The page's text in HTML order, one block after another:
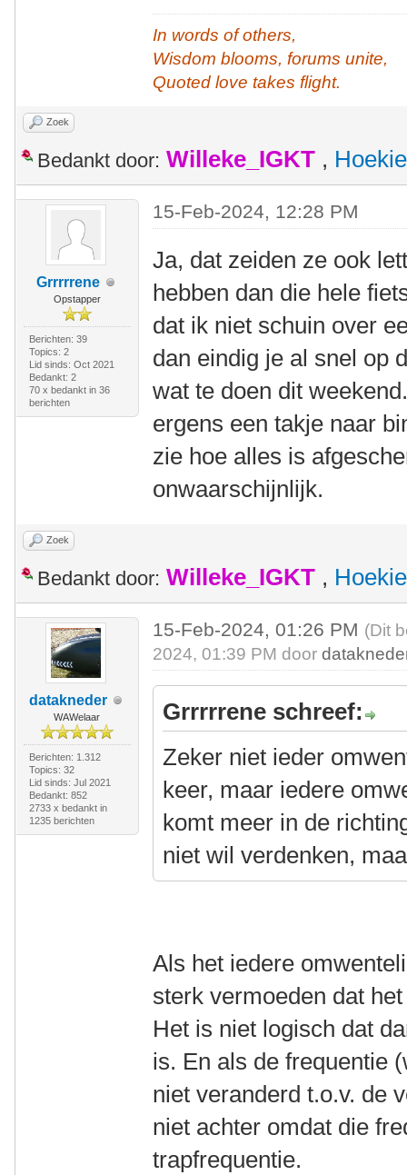
In words of others,
Wisdom blooms, forums unite,
Quoted love takes flight.
Zoek
Bedankt door: Willeke_IGKT , Hoekie
Grrrrrene
Opstapper
Berichten: 39
Topics: 2
Lid sinds: Oct 2021
Bedankt: 2
70 x bedankt in 36
berichten
15-Feb-2024, 12:28 PM
Ja, dat zeiden ze ook
hebben dan die hele
dat ik niet schuin over
dan eindig je al snel op
wat te doen dit
ergens een takje naar
zie hoe alles is
onwaarschijnlijk.
Zoek
Bedankt door: Willeke_IGKT , Hoekie
datakneder
WAWelaar
Berichten: 1.312
Topics: 32
Lid sinds: Jul 2021
Bedankt: 852
2733 x bedankt in
1235 berichten
15-Feb-2024, 01:26 PM (Dit
2024, 01:39 PM door
Grrrrrene schreef:
Zeker niet ieder
keer, maar iedere
komt meer in de
niet wil verdenken,
Als het iedere
sterk vermoeden dat
Het is niet logisch dat
is. En als de frequentie
niet veranderd t.o.v. de
niet achter omdat die
trapfrequentie.